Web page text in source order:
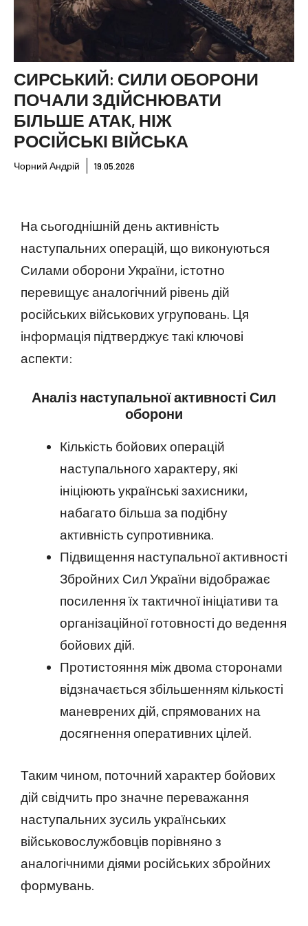
СИРСЬКИЙ: СИЛИ ОБОРОНИ
ПОЧАЛИ ЗДІЙСНЮВАТИ
БІЛЬШЕ АТАК, НІЖ
РОСІЙСЬКІ ВІЙСЬКА
Чорний Андрій 19.05.2026
На сьогоднішній день активність
наступальних операцій, що виконуються
Силами оборони України, істотно
перевищує аналогічний рівень дій
російських військових угруповань. Ця
інформація підтверджує такі ключові
аспекти:
Аналіз наступальної активності Сил
оборони
Кількість бойових операцій
наступального характеру, які
ініціюють українські захисники,
набагато більша за подібну
активність супротивника.
Підвищення наступальної активності
Збройних Сил України відображає
посилення їх тактичної ініціативи та
організаційної готовності до ведення
бойових дій.
Протистояння між двома сторонами
відзначається збільшенням кількості
маневрених дій, спрямованих на
досягнення оперативних цілей.
Таким чином, поточний характер бойових
дій свідчить про значне переважання
наступальних зусиль українських
військовослужбовців порівняно з
аналогічними діями російських збройних
формувань.